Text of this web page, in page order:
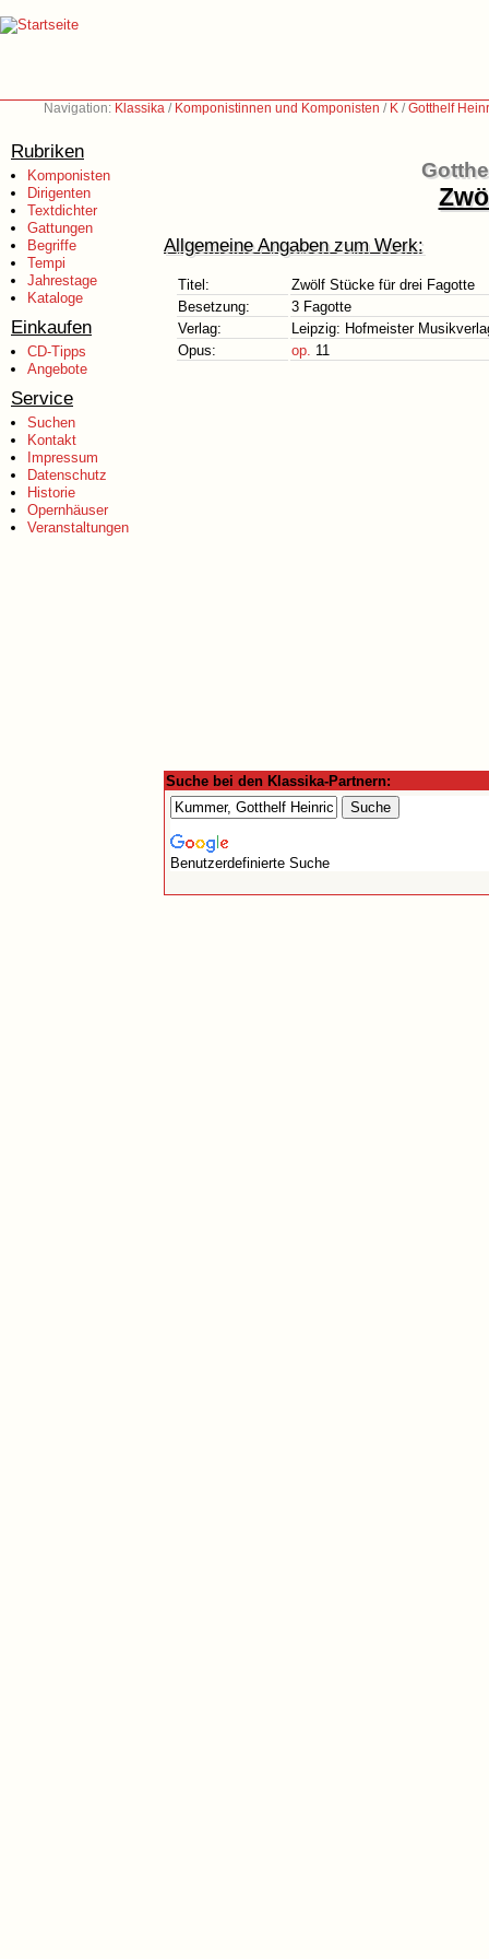
Navigation: Klassika / Komponistinnen und Komponisten / K /Gotthelf
Rubriken
Komponisten
Dirigenten
Textdichter
Gattungen
Begriffe
Tempi
Jahrestage
Kataloge
Einkaufen
CD-Tipps
Angebote
Service
Suchen
Kontakt
Impressum
Datenschutz
Historie
Opernhäuser
Veranstaltungen
Allgemeine Angaben zum Werk:
Titel:
Zwölf Stücke für drei Fagotte
Besetzung:
3 Fagotte
Verlag:
Leipzig: Hofmeister
Opus:
op. 11
Suche bei den Klassika-Partnern:
Benutzerdefinierte Suche